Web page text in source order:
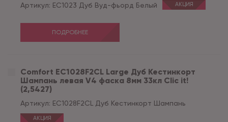
Артикул: EC1023 Дуб Вуд-фьорд Белый АКЦИЯ
ПОДРОБНЕЕ
Comfort EC1028F2CL Large Дуб Кестинкорт
Шампань левая V4 фаска 8мм 33кл Clic it!
(2,5427)
Артикул: EC1028F2CL Дуб Кестинкорт Шампань
АКЦИЯ